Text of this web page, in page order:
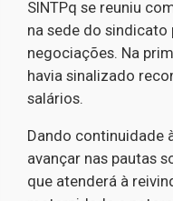
SINTPq se reuniu
na sede do
negociações. Na
havia sinalizado
salários.
Dando continuidade
avançar nas pautas
que atenderá à